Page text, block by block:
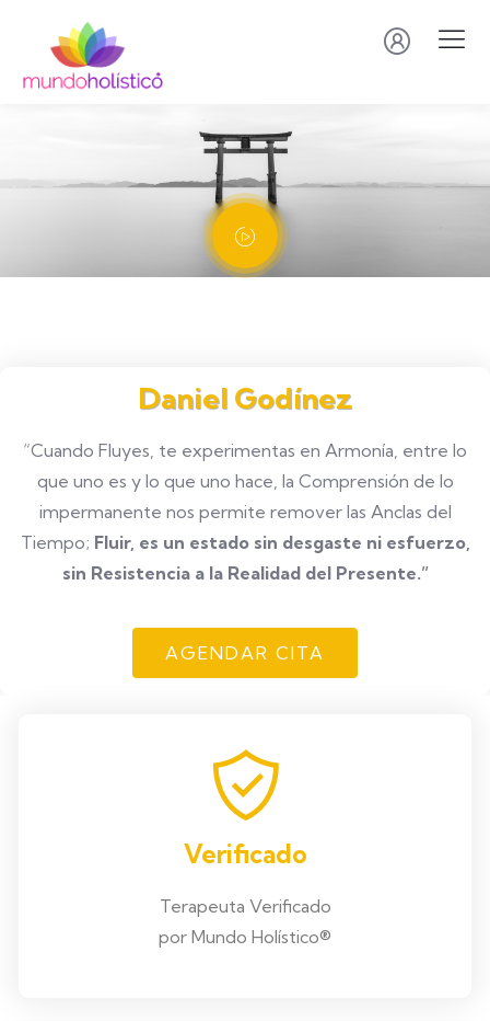
Daniel Godínez
“Cuando Fluyes, te experimentas en Armonía, entre lo
que uno es y lo que uno hace, la Comprensión de lo
impermanente nos permite remover las Anclas del
Tiempo; Fluir, es un estado sin desgaste ni esfuerzo,
sin Resistencia a la Realidad del Presente.”
AGENDAR CITA
Verificado
Terapeuta Verificado
por Mundo Holístico®